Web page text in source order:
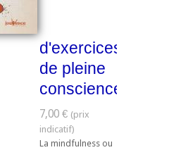
d'exercices
de pleine
conscience
7,00 €
La mindfulness ou